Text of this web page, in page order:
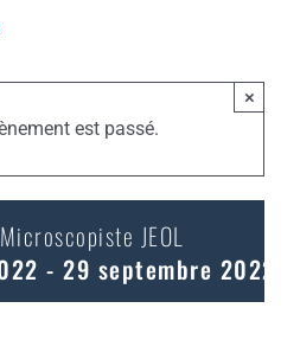
est passé.
×
JEOL
- 29 septembre 2022